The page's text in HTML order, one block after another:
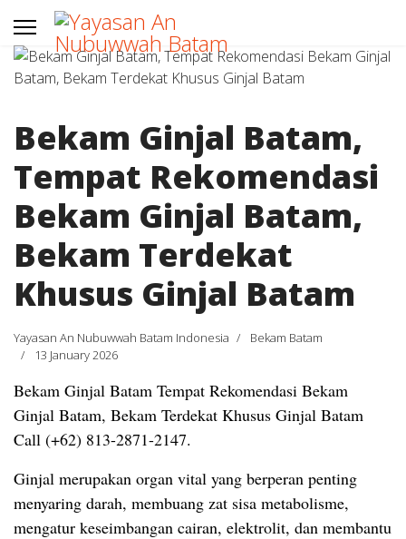
Bekam Ginjal Batam,
Tempat Rekomendasi
Bekam Ginjal Batam,
Bekam Terdekat
Khusus Ginjal Batam
Yayasan An Nubuwwah Batam Indonesia
Bekam Batam
13 January 2026
Bekam Ginjal Batam Tempat Rekomendasi Bekam
Ginjal Batam, Bekam Terdekat Khusus Ginjal Batam
Call (+62) 813-2871-2147.
Ginjal merupakan organ vital yang berperan penting
menyaring darah, membuang zat sisa metabolisme,
mengatur keseimbangan cairan, elektrolit, dan membantu